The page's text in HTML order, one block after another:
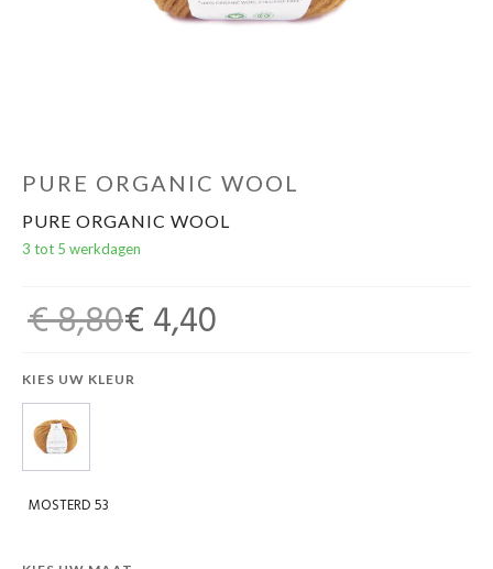
PURE ORGANIC WOOL
PURE ORGANIC WOOL
3 tot 5 werkdagen
€ 8,80€ 4,40
KIES UW KLEUR
MOSTERD 53